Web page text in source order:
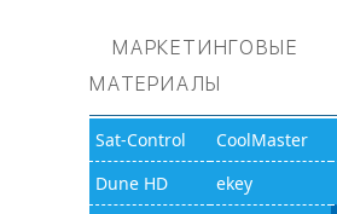
МАРКЕТИНГОВЫЕ
МАТЕРИАЛЫ
Sat-Control CoolMaster
Dune HD
ekey